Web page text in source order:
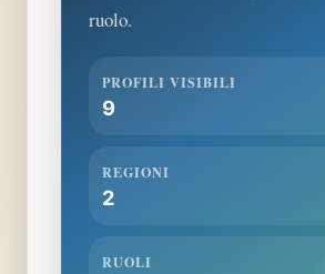
ruolo.
PROFILI VISIBILI
9
REGIONI
2
RUOLI